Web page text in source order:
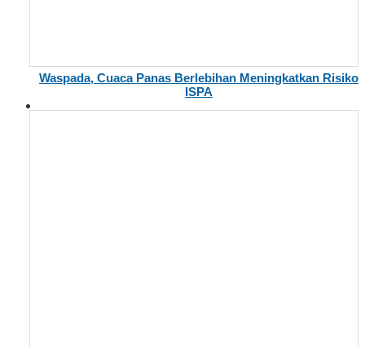
Waspada, Cuaca Panas Berlebihan Meningkatkan Risiko
ISPA